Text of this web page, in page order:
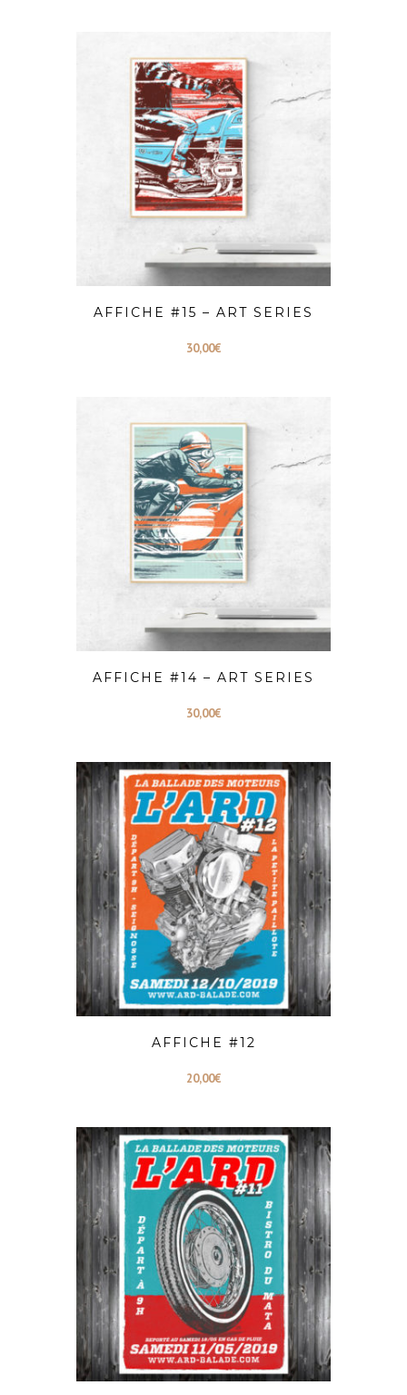
AFFICHE #15 – ART SERIES
30,00€
AFFICHE #14 – ART SERIES
30,00€
AFFICHE #12
20,00€